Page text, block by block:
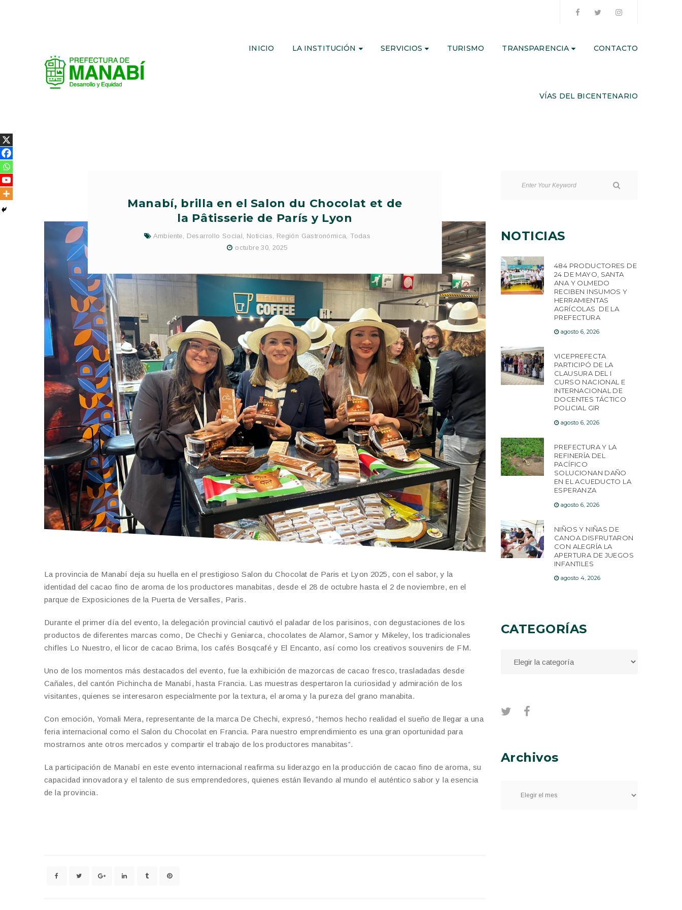
INICIO LA INSTITUCIÓN SERVICIOS TURISMO TRANSPARENCIA CONTACTO
VÍAS DEL BICENTENARIO
Manabí, brilla en el Salon du Chocolat et de
la Pâtisserie de París y Lyon
Ambiente, Desarrollo Social, Noticias, Región Gastronómica, Todas
octubre 30, 2025
La provincia de Manabí deja su huella en el prestigioso Salon du Chocolat de Paris et Lyon 2025, con el sabor, y la
identidad del cacao fino de aroma de los productores manabitas, desde el 28 de octubre hasta el 2 de noviembre, en el
parque de Exposiciones de la Puerta de Versalles, Paris.
Durante el primer día del evento, la delegación provincial cautivó el paladar de los parisinos, con degustaciones de los
productos de diferentes marcas como, De Chechi y Geniarca, chocolates de Alamor, Samor y Mikeley, los tradicionales
chifles Lo Nuestro, el licor de cacao Brima, los cafés Bosqcafé y El Encanto, así como los creativos souvenirs de FM.
Uno de los momentos más destacados del evento, fue la exhibición de mazorcas de cacao fresco, trasladadas desde
Cañales, del cantón Pichincha de Manabí, hasta Francia. Las muestras despertaron la curiosidad y admiración de los
visitantes, quienes se interesaron especialmente por la textura, el aroma y la pureza del grano manabita.
Con emoción, Yomali Mera, representante de la marca De Chechi, expresó, “hemos hecho realidad el sueño de llegar a una
feria internacional como el Salon du Chocolat en Francia. Para nuestro emprendimiento es una gran oportunidad para
mostrarnos ante otros mercados y compartir el trabajo de los productores manabitas”.
La participación de Manabí en este evento internacional reafirma su liderazgo en la producción de cacao fino de aroma, su
capacidad innovadora y el talento de sus emprendedores, quienes están llevando al mundo el auténtico sabor y la esencia
de la provincia.
NOTICIAS
484 PRODUCTORES DE
24 DE MAYO, SANTA
ANA Y OLMEDO
RECIBEN INSUMOS Y
HERRAMIENTAS
AGRÍCOLAS DE LA
PREFECTURA
agosto 6, 2026
VICEPREFECTA
PARTICIPÓ DE LA
CLAUSURA DEL I
CURSO NACIONAL E
INTERNACIONAL DE
DOCENTES TÁCTICO
POLICIAL GIR
agosto 6, 2026
PREFECTURA Y LA
REFINERÍA DEL
PACÍFICO
SOLUCIONAN DAÑO
EN EL ACUEDUCTO LA
ESPERANZA
agosto 6, 2026
NIÑOS Y NIÑAS DE
CANOA DISFRUTARON
CON ALEGRÍA LA
APERTURA DE JUEGOS
INFANTILES
agosto 4, 2026
CATEGORÍAS
Archivos